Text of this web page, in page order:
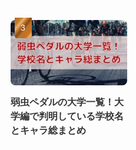
弱虫ペダルの大学一覧！大
学編で判明している学校名
とキャラ総まとめ